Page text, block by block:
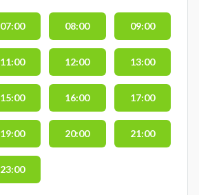
07:00 08:00 09:00
11:00 12:00 13:00
15:00 16:00 17:00
19:00 20:00 21:00
23:00